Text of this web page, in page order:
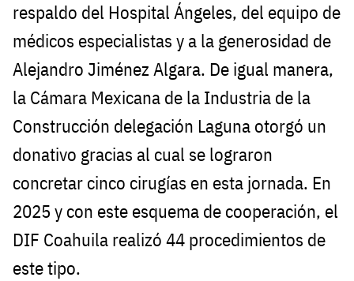
respaldo del Hospital Ángeles, del equipo de
médicos especialistas y a la generosidad de
Alejandro Jiménez Algara. De igual manera,
la Cámara Mexicana de la Industria de la
Construcción delegación Laguna otorgó un
donativo gracias al cual se lograron
concretar cinco cirugías en esta jornada. En
2025 y con este esquema de cooperación, el
DIF Coahuila realizó 44 procedimientos de
este tipo.